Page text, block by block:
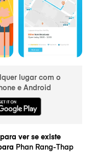
lugar com o
e Android
para ver se existe
Phan Rang-Thap